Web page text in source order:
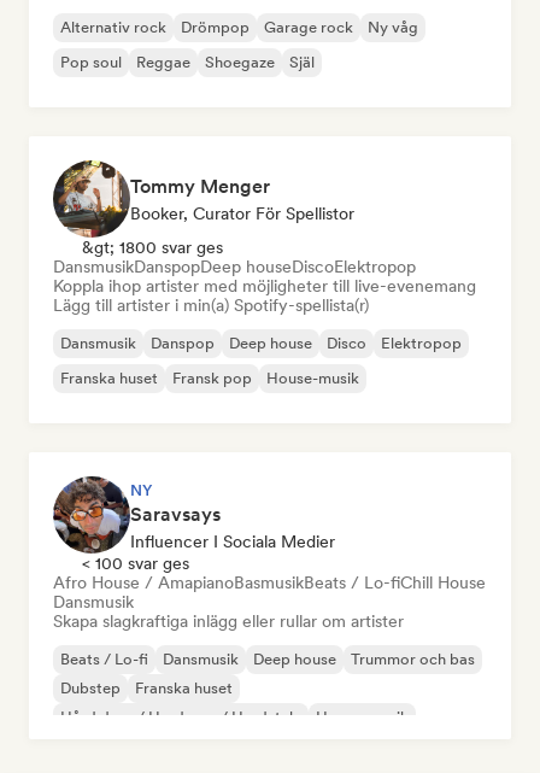
Alternativ rock Drömpop Garage rock
Ny våg
Pop soul
Reggae Shoegaze Själ
Tommy Menger
Booker, Curator För Spellistor
&gt; 1800 svar ges
DansmusikDanspopDeep houseDiscoElektropop
Koppla ihop artister med möjligheter till live-evenemang
Lägg till artister i min(a) Spotify-spellista(r)
Dansmusik Danspop Deep house Disco
Elektropop
Franska huset
Fransk pop House-musik
NY
Saravsays
Influencer I Sociala Medier
< 100 svar ges
Afro House / AmapianoBasmusikBeats / Lo-fiChill House
Dansmusik
Skapa slagkraftiga inlägg eller rullar om artister
Beats / Lo-fi Dansmusik Deep house
Trummor och bas
Dubstep
Franska huset
Hård dans / Hardcore / Hardstyle
House-musik